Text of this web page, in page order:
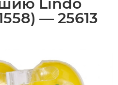
Lindo
— 25613